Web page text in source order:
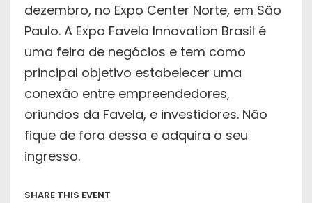
dezembro, no Expo Center Norte, em São
Paulo. A Expo Favela Innovation Brasil é
uma feira de negócios e tem como
principal objetivo estabelecer uma
conexão entre empreendedores,
oriundos da Favela, e investidores. Não
fique de fora dessa e adquira o seu
ingresso.
SHARE THIS EVENT